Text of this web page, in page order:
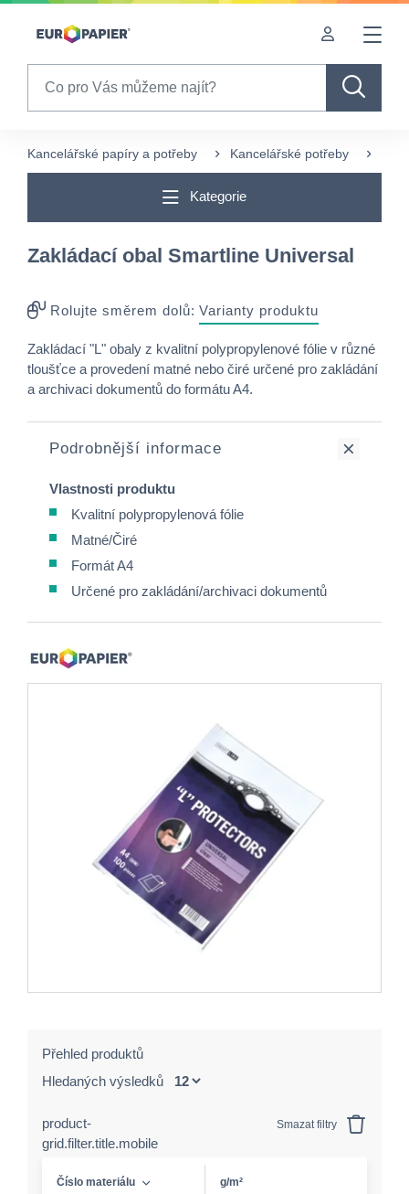
Table Of Content
Kancelářské papíry a potřeby Kancelářské potřeby
Kategorie
Zakládací obal Smartline Universal
Rolujte směrem dolů: Varianty produktu
Zakládací "L" obaly z kvalitní polypropylenové fólie v různé
tloušťce a provedení matné nebo čiré určené pro zakládání
a archivaci dokumentů do formátu A4.
Podrobnější informace
Vlastnosti produktu
Kvalitní polypropylenová fólie
Matné/Čiré
Formát A4
Určené pro zakládání/archivaci dokumentů
Přehled produktů
Hledaných výsledků
product-
grid.filter.title.mobile
Smazat filtry
Číslo materiálu g/m²